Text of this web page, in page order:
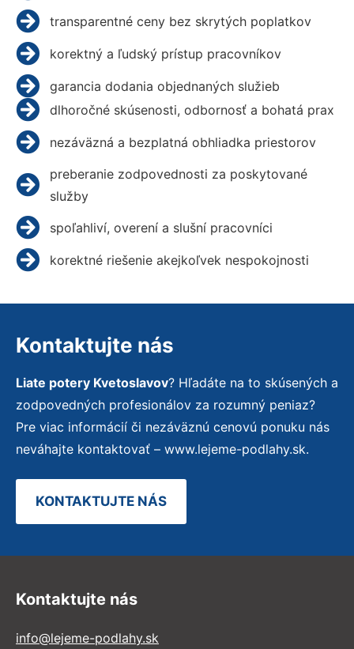
transparentné ceny bez skrytých poplatkov
korektný a ľudský prístup pracovníkov
garancia dodania objednaných služieb
dlhoročné skúsenosti, odbornosť a bohatá prax
nezáväzná a bezplatná obhliadka priestorov
preberanie zodpovednosti za poskytované
služby
spoľahliví, overení a slušní pracovníci
korektné riešenie akejkoľvek nespokojnosti
Kontaktujte nás
Liate potery Kvetoslavov? Hľadáte na to skúsených a
zodpovedných profesionálov za rozumný peniaz?
Pre viac informácií či nezáväznú cenovú ponuku nás
neváhajte kontaktovať – www.lejeme-podlahy.sk.
KONTAKTUJTE NÁS
Kontaktujte nás
info@lejeme-podlahy.sk